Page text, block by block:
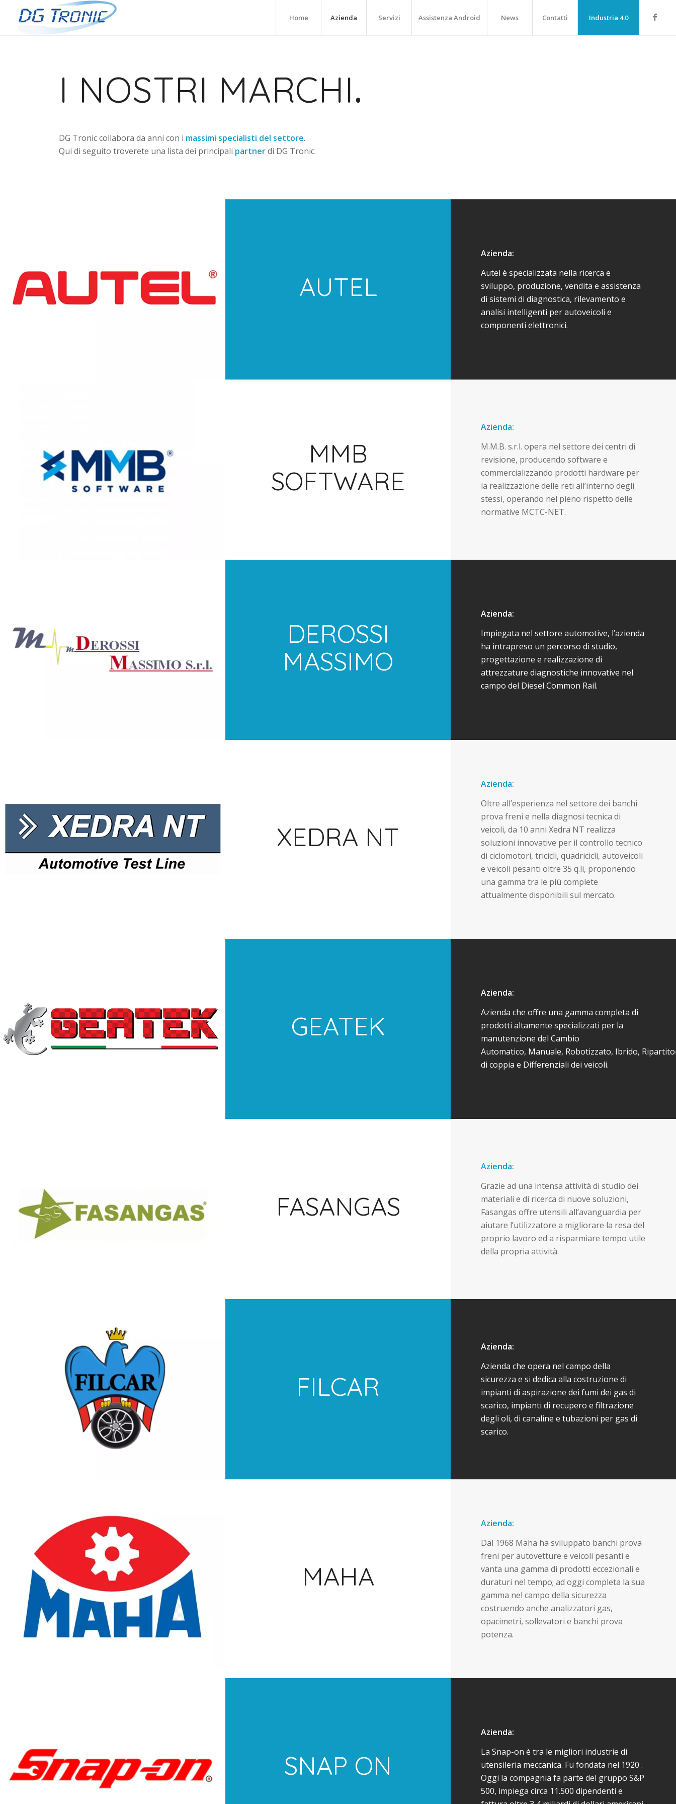
Home Azienda Servizi Assistenza Android News Contatti Industria 4.0
I NOSTRI MARCHI.
DG Tronic collabora da anni con i massimi specialisti del settore.
Qui di seguito troverete una lista dei principali partnerdi DG Tronic.
AUTEL
Azienda:
Autel è specializzata nella ricerca e
sviluppo, produzione, vendita e assistenza
di sistemi di diagnostica, rilevamento e
analisi intelligenti per autoveicoli e
componenti elettronici.
MMB
SOFTWARE
Azienda:
M.M.B. s.r.l. opera nel settore dei centri di
revisione, producendo software e
commercializzando prodotti hardware per
la realizzazione delle reti all’interno degli
stessi, operando nel pieno rispetto delle
normative MCTC-NET.
DEROSSI
MASSIMO
Azienda:
Impiegata nel settore automotive, l’azienda
ha intrapreso un percorso di studio,
progettazione e realizzazione di
attrezzature diagnostiche innovative nel
campo del Diesel Common Rail.
XEDRA NT
Azienda:
Oltre all’esperienza nel settore dei banchi
prova freni e nella diagnosi tecnica di
veicoli, da 10 anni Xedra NT realizza
soluzioni innovative per il controllo tecnico
di ciclomotori, tricicli, quadricicli, autoveicoli
e veicoli pesanti oltre 35 q.li, proponendo
una gamma tra le più complete
attualmente disponibili sul mercato.
GEATEK
Azienda:
Azienda che offre una gamma completa di
prodotti altamente specializzati per la
manutenzione del Cambio
Automatico, Manuale, Robotizzato, Ibrido,
di coppia e Differenziali dei veicoli.
FASANGAS
Azienda:
Grazie ad una intensa attività di studio dei
materiali e di ricerca di nuove soluzioni,
Fasangas offre utensili all’avanguardia per
aiutare l’utilizzatore a migliorare la resa del
proprio lavoro ed a risparmiare tempo utile
della propria attività.
FILCAR
Azienda:
Azienda che opera nel campo della
sicurezza e si dedica alla costruzione di
impianti di aspirazione dei fumi dei gas di
scarico, impianti di recupero e filtrazione
degli oli, di canaline e tubazioni per gas di
scarico.
MAHA
Azienda:
Dal 1968 Maha ha sviluppato banchi prova
freni per autovetture e veicoli pesanti e
vanta una gamma di prodotti eccezionali e
duraturi nel tempo; ad oggi completa la sua
gamma nel campo della sicurezza
costruendo anche analizzatori gas,
opacimetri, sollevatori e banchi prova
potenza.
SNAP ON
Azienda:
La Snap-on è tra le migliori industrie di
utensileria meccanica. Fu fondata nel 1920 .
Oggi la compagnia fa parte del gruppo S&P
500, impiega circa 11.500 dipendenti e